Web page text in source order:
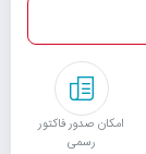
امکان صدور فاکتور
رسمی